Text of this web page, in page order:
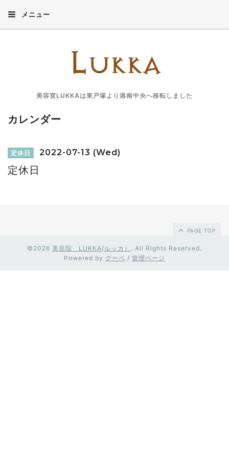
メニュー
美容室LUKKAは東戸塚より港南中央へ移転しました
カレンダー
定休日 2022-07-13 (Wed)
定休日
PAGE TOP
©2026 美容院 LUKKA(ルッカ） . All Rights Reserved.
Powered by グーペ / 管理ページ